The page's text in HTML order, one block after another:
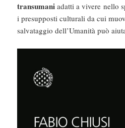
transumaniadatti a vivere nello
i presupposti culturali da cui
salvataggio dell’Umanità può